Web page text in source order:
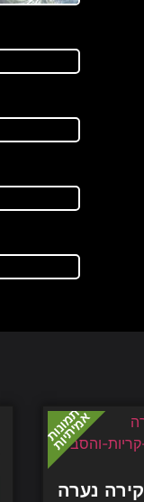
קירה נערה VIP בתמונות